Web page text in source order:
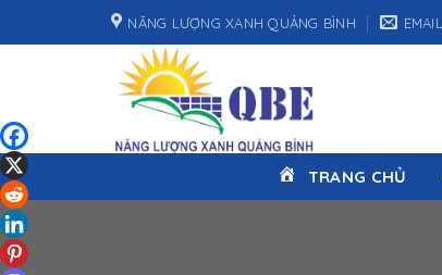
to
NĂNG LƯỢNG XANH QUẢNG BÌNH EMAIL
TRANG CHỦ